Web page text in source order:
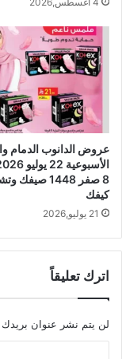
عروض الدانوب الدمام
8 صفر 1448
كيفك
21 يوليو,2026
اترك تعليقاً
لن يتم نشر عنوان بريدك